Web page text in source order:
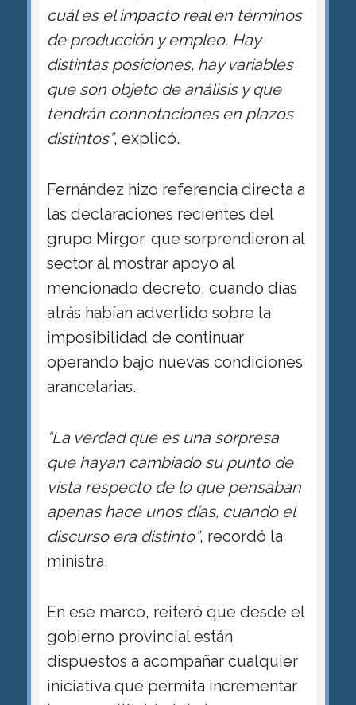
cuál es el impacto real en términos
de producción y empleo. Hay
distintas posiciones, hay variables
que son objeto de análisis y que
tendrán connotaciones en plazos
distintos”, explicó.
Fernández hizo referencia directa a
las declaraciones recientes del
grupo Mirgor, que sorprendieron al
sector al mostrar apoyo al
mencionado decreto, cuando días
atrás habían advertido sobre la
imposibilidad de continuar
operando bajo nuevas condiciones
arancelarias.
“La verdad que es una sorpresa
que hayan cambiado su punto de
vista respecto de lo que pensaban
apenas hace unos días, cuando el
discurso era distinto”, recordó la
ministra.
En ese marco, reiteró que desde el
gobierno provincial están
dispuestos a acompañar cualquier
iniciativa que permita incrementar